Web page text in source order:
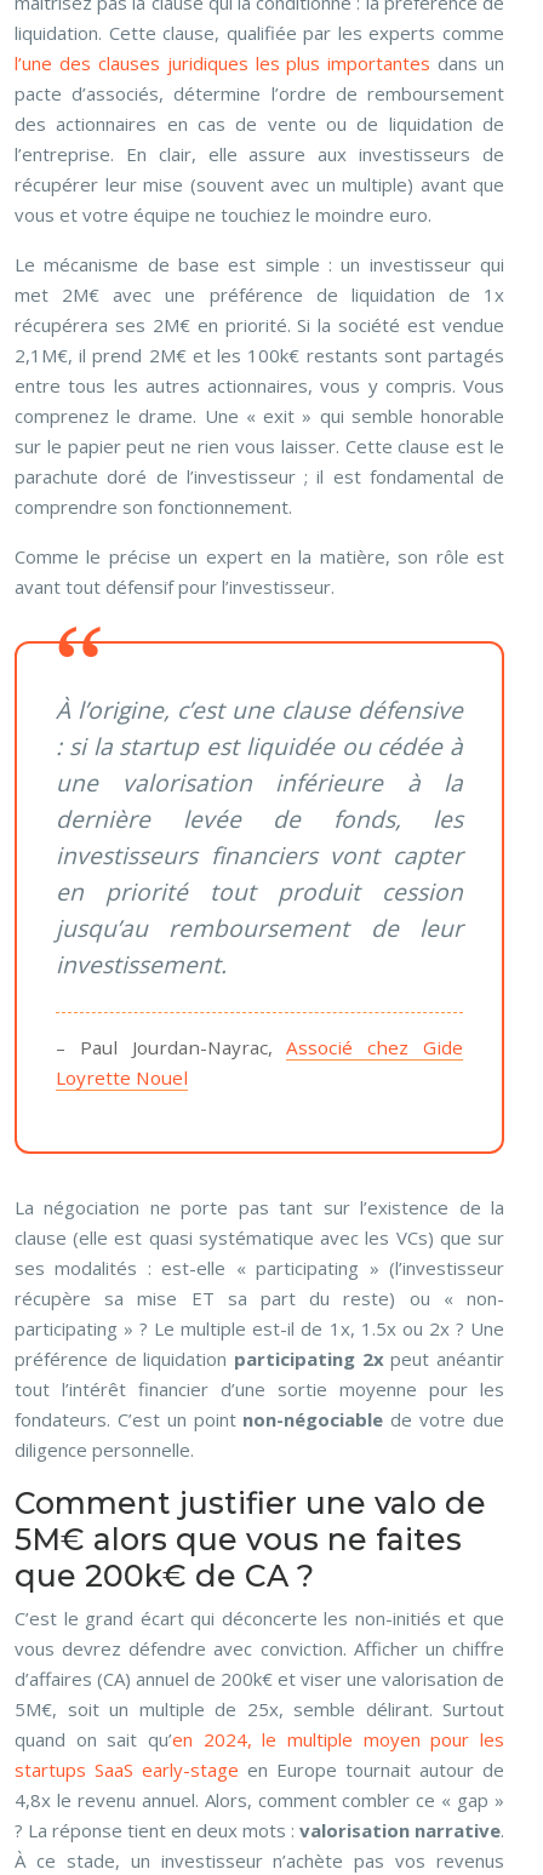
liquidation. Cette clause, qualifiée par les experts comme
l’une des clauses juridiques les plus importantes dans un
pacte d’associés, détermine l’ordre de remboursement
des actionnaires en cas de vente ou de liquidation de
l’entreprise. En clair, elle assure aux investisseurs de
récupérer leur mise (souvent avec un multiple) avant que
vous et votre équipe ne touchiez le moindre euro.
Le mécanisme de base est simple : un investisseur qui
met 2M€ avec une préférence de liquidation de 1x
récupérera ses 2M€ en priorité. Si la société est vendue
2,1M€, il prend 2M€ et les 100k€ restants sont partagés
entre tous les autres actionnaires, vous y compris. Vous
comprenez le drame. Une « exit » qui semble honorable
sur le papier peut ne rien vous laisser. Cette clause est le
parachute doré de l’investisseur ; il est fondamental de
comprendre son fonctionnement.
Comme le précise un expert en la matière, son rôle est
avant tout défensif pour l’investisseur.
À l’origine, c’est une clause défensive
: si la startup est liquidée ou cédée à
une valorisation inférieure à la
dernière levée de fonds, les
investisseurs financiers vont capter
en priorité tout produit cession
jusqu’au remboursement de leur
investissement.
– Paul Jourdan-Nayrac,Associé chez Gide
Loyrette Nouel
La négociation ne porte pas tant sur l’existence de la
clause (elle est quasi systématique avec les VCs) que sur
ses modalités : est-elle « participating » (l’investisseur
récupère sa mise ET sa part du reste) ou « non-
participating » ? Le multiple est-il de 1x, 1.5x ou 2x ? Une
préférence de liquidation participating 2xpeut anéantir
tout l’intérêt financier d’une sortie moyenne pour les
fondateurs. C’est un point non-négociable de votre due
diligence personnelle.
Comment justifier une valo de
5M€ alors que vous ne faites
que 200k€ de CA ?
C’est le grand écart qui déconcerte les non-initiés et que
vous devrez défendre avec conviction. Afficher un chiffre
d’affaires (CA) annuel de 200k€ et viser une valorisation de
5M€, soit un multiple de 25x, semble délirant. Surtout
quand on sait qu’en 2024, le multiple moyen pour les
startups SaaS early-stage en Europe tournait autour de
4,8x le revenu annuel. Alors, comment combler ce « gap »
? La réponse tient en deux mots : valorisation narrative.
À ce stade, un investisseur n’achète pas vos revenus